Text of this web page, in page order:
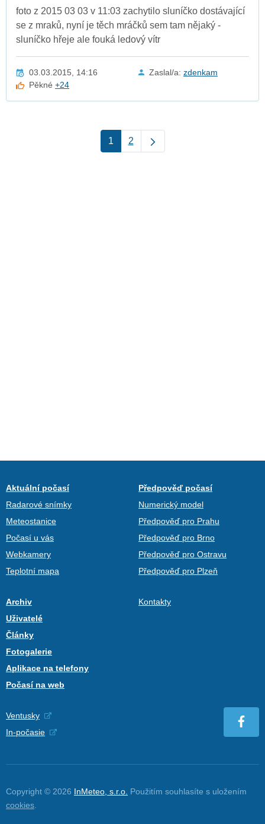
foto z 2015 03 03 v 11:03 zachytilo sluníčko dostávající
se z mraků, nyní je těch mráčků sem tam nějaký -
sluníčko hřeje ale fouká ledový vítr
03.03.2015, 14:16 Zaslal/a: zdenkam
Pěkné+24
1 2
Aktuální počasí
Radarové snímky
Meteostanice
Počasí u vás
Webkamery
Teplotní mapa
Předpověď počasí
Numerický model
Předpověď pro Prahu
Předpověď pro Brno
Předpověď pro Ostravu
Předpověď pro Plzeň
Archiv
Uživatelé
Články
Fotogalerie
Aplikace na telefony
Počasí na web
Kontakty
Ventusky
In-počasie
Copyright © 2026 InMeteo, s.r.o. Použitím souhlasíte s uložením
cookies